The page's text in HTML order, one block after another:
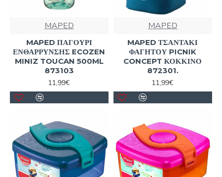
MAPED
MAPED ΠΑΓΟΥΡΙ
ΕΝΘΑΡΡΥΝΣΗΣ ECOZEN
MINIZ TOUCAN 500ML
873103
11,99€
MAPED
MAPED ΤΣΑΝΤΑΚΙ
ΦΑΓΗΤΟΥ PICNIK
CONCEPT ΚΟΚΚΙΝΟ
872301.
11,99€